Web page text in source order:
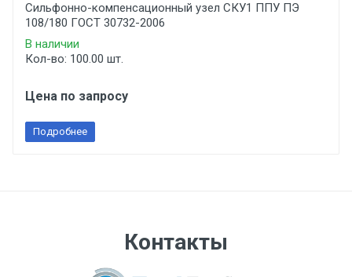
Сильфонно-компенсационный узел СКУ1 ППУ ПЭ
108/180 ГОСТ 30732-2006
В наличии
Кол-во: 100.00 шт.
Цена по запросу
Подробнее
Контакты